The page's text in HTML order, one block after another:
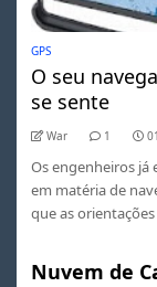
GPS
O seu
se sente
War 1
Os engenheiros já
em matéria de
que as
Nuvem de